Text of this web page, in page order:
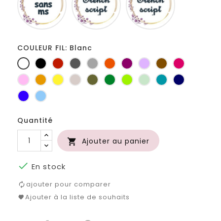
ms
COULEUR FIL: Blanc
BlancNoir RougeGris
foncé
Gris
clair
OrangePruneLilasMarronFuchsia
RoseJaune
d'or
jauneFicelleKaki Vert
bouteille
Anis
Vert
d'eau
Turquoise
Marine
Bleu
roi
Bleu
Quantité
 Ajouter au panier
 En stock
ajouter pour comparer
Ajouter à la liste de souhaits